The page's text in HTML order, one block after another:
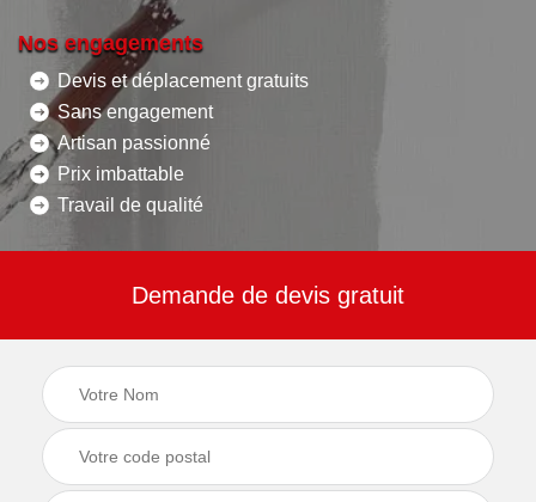
Nos engagements
Devis et déplacement gratuits
Sans engagement
Artisan passionné
Prix imbattable
Travail de qualité
Demande de devis gratuit